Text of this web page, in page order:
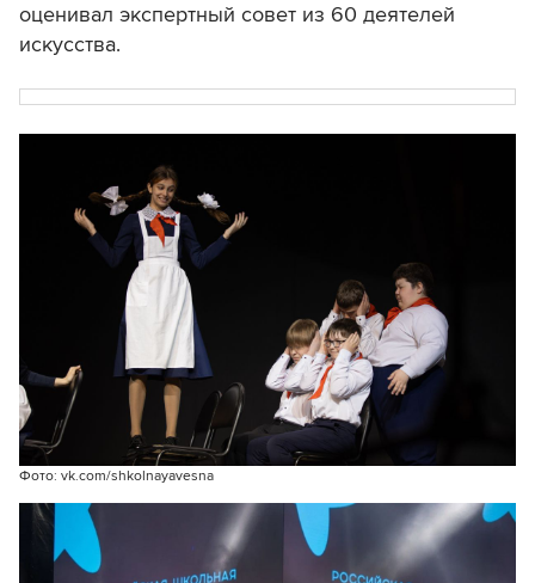
оценивал экспертный совет из 60 деятелей
искусства.
Фото: vk.com/shkolnayavesna